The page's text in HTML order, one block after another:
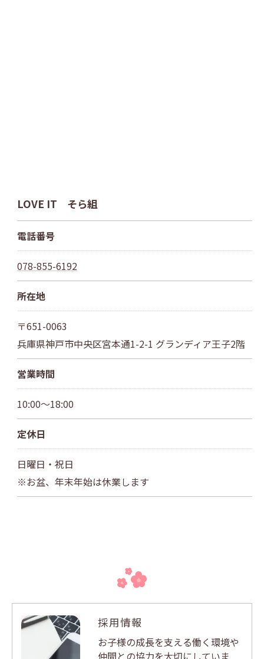
LOVE IT そら組
電話番号
078-855-6192
所在地
〒651-0063
兵庫県神戸市中央区宮本通1-2-1 グランディア王子2階
営業時間
10:00～18:00
定休日
日曜日・祝日
※お盆、年末年始は休業します
採用情報
お子様の成長を支える働く環境や
仲間との協力を大切にしていま